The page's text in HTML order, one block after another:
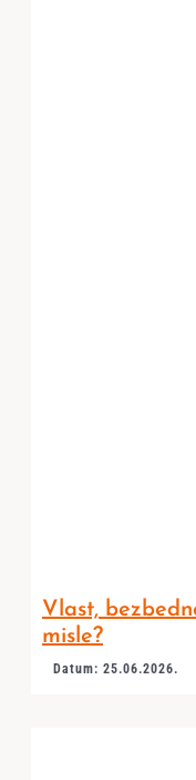
Vlast,
misle?
Datum: 25.06.2026.